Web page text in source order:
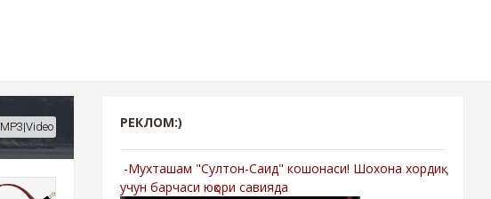
MP3|Video РЕКЛОМ:)
-Мухташам "Султон-Саид" кошонаси! Шохона хордиқ
учун барчаси юқори савияда